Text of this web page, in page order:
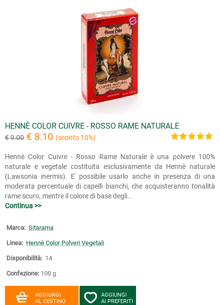
HENNÈ COLOR CUIVRE - ROSSO RAME NATURALE
€ 9.00 € 8.10 (sconto 10%)
Hennè Color Cuivre - Rosso Rame Naturale è una polvere 100%
naturale e vegetale costituita esclusivamente da Hennè naturale
(Lawsonia inermis). E' possibile usarlo anche in presenza di una
moderata percentuale di capelli bianchi, che acquisteranno tonalità
rame scuro, mentre il colore di base degli...
Continua >>
Marca: Sitarama
Linea: Hennè Color Polveri Vegetali
Disponibilità: 14
Confezione: 100 g
AGGIUNGI
AL CESTINO
AGGIUNGI
AI PREFERITI